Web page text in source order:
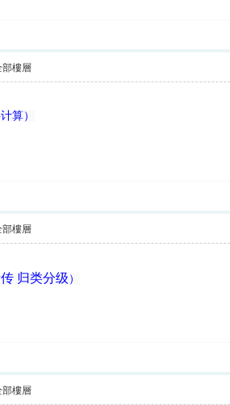
部樓層
算）
部樓層
归类分级 ）
部樓層